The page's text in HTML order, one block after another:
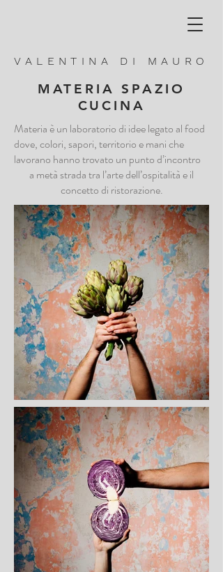
VALENTINA DI MAURO
MATERIA SPAZIO
CUCINA
Materia è un laboratorio di idee legato al food
dove, colori, sapori, territorio e mani che
lavorano hanno trovato un punto d’incontro
a metà strada tra l’arte dell’ospitalità e il
concetto di ristorazione.